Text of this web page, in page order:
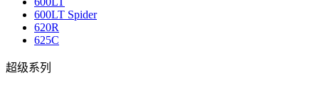
600LT Spider
620R
625C
超级系列